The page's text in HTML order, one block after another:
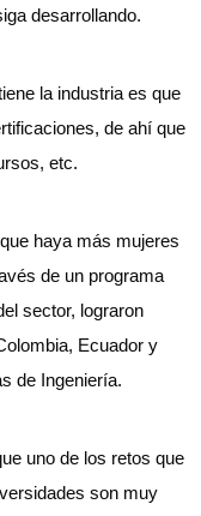
desarrollando.
la industria es que
de ahí que
etc.
haya más mujeres
de un programa
sector, lograron
Ecuador y
de Ingeniería.
uno de los retos que
son muy